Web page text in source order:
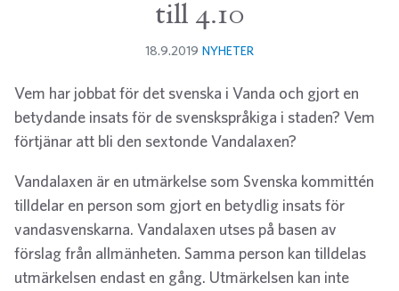
till 4.10
18.9.2019 NYHETER
Vem har jobbat för det svenska i Vanda och gjort en
betydande insats för de svenskspråkiga i staden? Vem
förtjänar att bli den sextonde Vandalaxen?
Vandalaxen är en utmärkelse som Svenska kommittén
tilldelar en person som gjort en betydlig insats för
vandasvenskarna. Vandalaxen utses på basen av
förslag från allmänheten. Samma person kan tilldelas
utmärkelsen endast en gång. Utmärkelsen kan inte